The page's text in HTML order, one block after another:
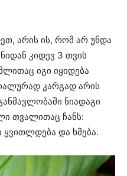
არის ის, რომ არ უნდა
კიდევ 3 თვის
იგი იყიდება
კარგად არის
ნიადაგი
თვალითაც ჩანს:
და ხმება.